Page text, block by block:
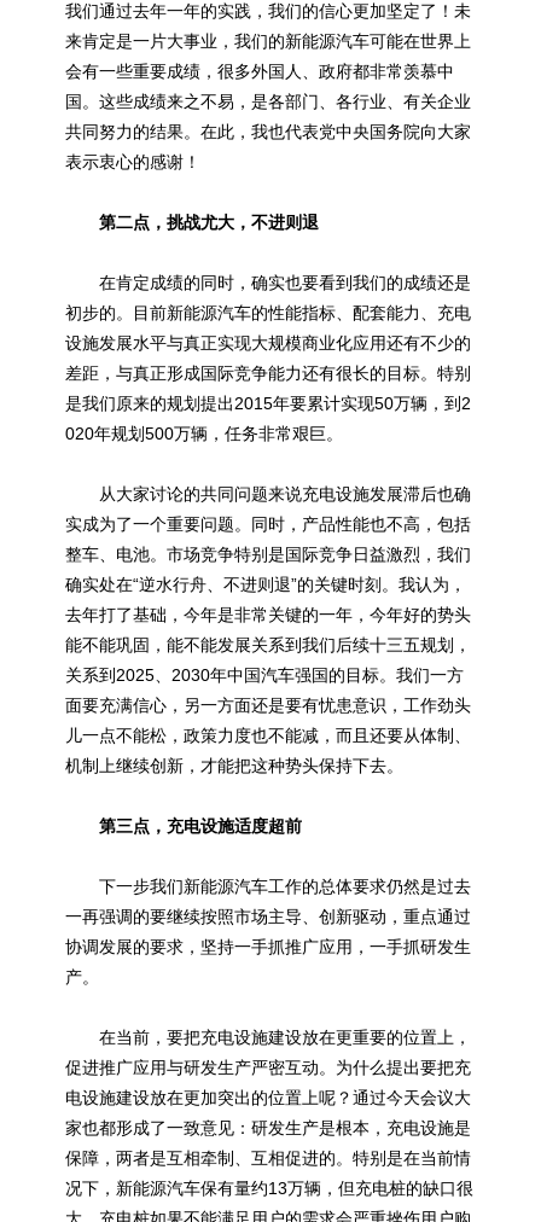
我们通过去年一年的实践，我们的信心更加坚定了！未
来肯定是一片大事业，我们的新能源汽车可能在世界上
会有一些重要成绩，很多外国人、政府都非常羡慕中
国。这些成绩来之不易，是各部门、各行业、有关企业
共同努力的结果。在此，我也代表党中央国务院向大家
表示衷心的感谢！
第二点，挑战尤大，不进则退
在肯定成绩的同时，确实也要看到我们的成绩还是
初步的。目前新能源汽车的性能指标、配套能力、充电
设施发展水平与真正实现大规模商业化应用还有不少的
差距，与真正形成国际竞争能力还有很长的目标。特别
是我们原来的规划提出2015年要累计实现50万辆，到2
020年规划500万辆，任务非常艰巨。
从大家讨论的共同问题来说充电设施发展滞后也确
实成为了一个重要问题。同时，产品性能也不高，包括
整车、电池。市场竞争特别是国际竞争日益激烈，我们
确实处在“逆水行舟、不进则退”的关键时刻。我认为，
去年打了基础，今年是非常关键的一年，今年好的势头
能不能巩固，能不能发展关系到我们后续十三五规划，
关系到2025、2030年中国汽车强国的目标。我们一方
面要充满信心，另一方面还是要有忧患意识，工作劲头
儿一点不能松，政策力度也不能减，而且还要从体制、
机制上继续创新，才能把这种势头保持下去。
第三点，充电设施适度超前
下一步我们新能源汽车工作的总体要求仍然是过去
一再强调的要继续按照市场主导、创新驱动，重点通过
协调发展的要求，坚持一手抓推广应用，一手抓研发生
产。
在当前，要把充电设施建设放在更重要的位置上，
促进推广应用与研发生产严密互动。为什么提出要把充
电设施建设放在更加突出的位置上呢？通过今天会议大
家也都形成了一致意见：研发生产是根本，充电设施是
保障，两者是互相牵制、互相促进的。特别是在当前情
况下，新能源汽车保有量约13万辆，但充电桩的缺口很